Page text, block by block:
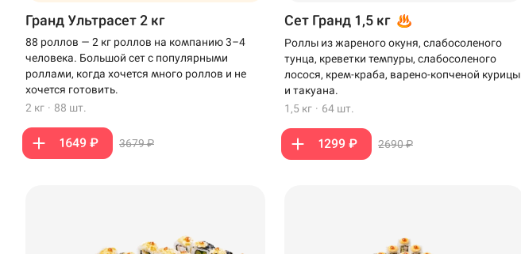
Гранд Ультрасет 2 кг
88 роллов — 2 кг роллов на компанию 3–4
человека. Большой сет с популярными
роллами, когда хочется много роллов и не
хочется готовить.
2 кг · 88 шт.
1649 ₽ 3679 ₽
Сет Гранд 1,5 кг
Роллы из жареного окуня, слабосоленого
тунца, креветки темпуры, слабосоленого
лосося, крем-краба, варено-копченой курицы
и такуана.
1,5 кг · 64 шт.
1299 ₽ 2690 ₽